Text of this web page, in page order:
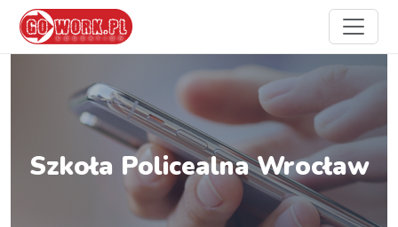
Szkoła Policealna Wrocław